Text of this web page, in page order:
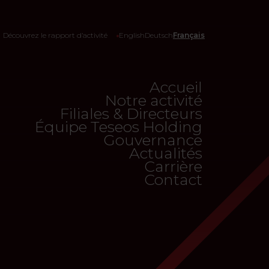
Découvrez le rapport d’activité EnglishDeutschFrançais
Accueil
Notre activité
Filiales & Directeurs
Équipe Teseos Holding
Gouvernance
Actualités
Carrière
Contact